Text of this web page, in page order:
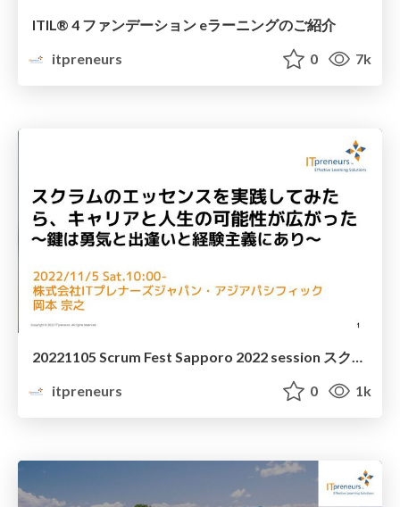
ITIL® 4 ファンデーション eラーニングのご紹介
itpreneurs
0 7k
20221105 Scrum Fest Sapporo 2022 session スクラムのエッセンスを実践してみたら、キャリアと人生の可能性が広がった〜鍵は勇気と出逢いと経験主義にあり〜
itpreneurs
0 1k